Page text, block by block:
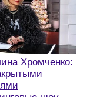
Хромченко: